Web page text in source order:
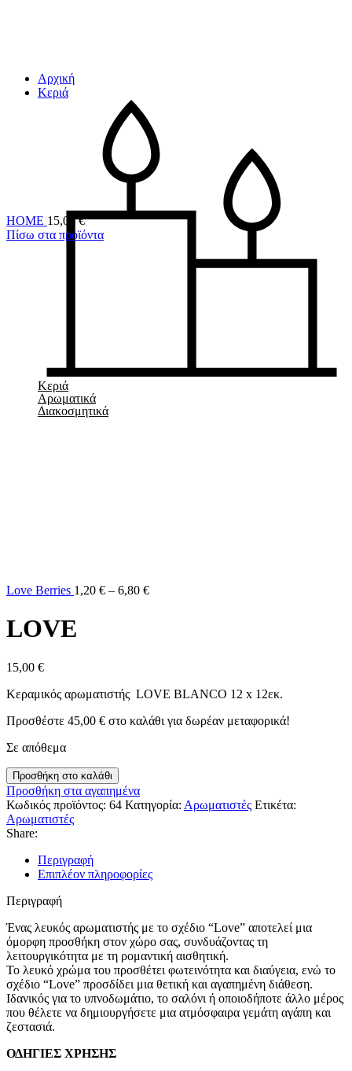
Αρχική
Κεριά
Κεριά
Αρωματικά
Διακοσμητικά
HOME 15,00€
Πίσω στα προϊόντα
Love Berries 1,20 € – 6,80 €
LOVE
15,00 €
Κεραμικός αρωματιστής LOVE BLANCO 12 x 12εκ.
Προσθέστε 45,00 € στο καλάθι για δωρέαν μεταφορικά!
Σε απόθεμα
LOVE
ποσότητα
Προσθήκη στο καλάθι
Προσθήκη στα αγαπημένα
Κωδικός προϊόντος: 64 Κατηγορία: Αρωματιστές Ετικέτα:
Αρωματιστές
Share:
Περιγραφή
Επιπλέον πληροφορίες
Περιγραφή
Ένας λευκός αρωματιστής με το σχέδιο “Love” αποτελεί μια
όμορφη προσθήκη στον χώρο σας, συνδυάζοντας τη
λειτουργικότητα με τη ρομαντική αισθητική.
Το λευκό χρώμα του προσθέτει φωτεινότητα και διαύγεια, ενώ το
σχέδιο “Love” προσδίδει μια θετική και αγαπημένη διάθεση.
Ιδανικός για το υπνοδωμάτιο, το σαλόνι ή οποιοδήποτε άλλο μέρος
που θέλετε να δημιουργήσετε μια ατμόσφαιρα γεμάτη αγάπη και
ζεστασιά.
ΟΔΗΓΙΕΣ ΧΡΗΣΗΣ